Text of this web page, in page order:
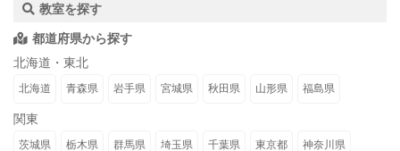
教室を探す
都道府県から探す
北海道・東北
北海道 青森県 岩手県 宮城県 秋田県 山形県 福島県
関東
茨城県 栃木県 群馬県 埼玉県 千葉県 東京都 神奈川県